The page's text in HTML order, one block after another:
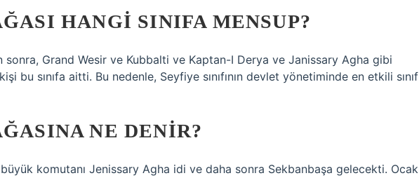
HANGI SINIFA MENSUP?
sonra, Grand Wesir ve Kubbalti ve Kaptan-I Derya ve Janissary Agha gibi
bu sınıfa aitti. Bu nedenle, Seyfiye sınıfının devlet yönetiminde en etkili sınıf
NE DENIR?
büyük komutanı Jenissary Agha idi ve daha sonra Sekbanbaşa gelecekti. Ocak